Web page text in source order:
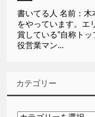
書いてる人 名前：
をやっています。エ
賞している”自称ト
役営業マン...
カテゴリー